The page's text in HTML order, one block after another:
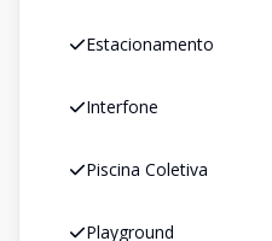
Estacionamento
Interfone
Piscina Coletiva
Playground